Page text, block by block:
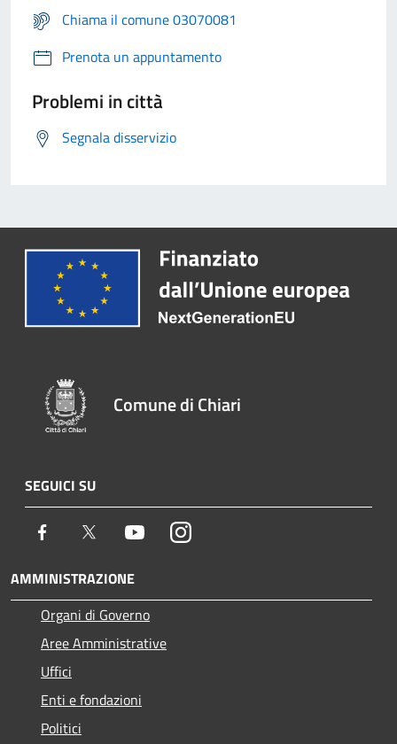
Chiama il comune 03070081
Prenota un appuntamento
Problemi in città
Segnala disservizio
Comune di Chiari
SEGUICI SU
Facebook Twitter YoutubeInstagram
AMMINISTRAZIONE
Organi di Governo
Aree Amministrative
Uffici
Enti e fondazioni
Politici